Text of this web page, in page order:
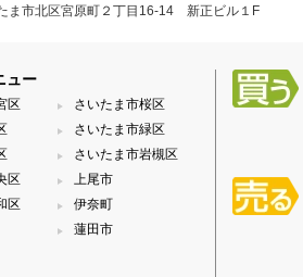
ま市北区宮原町２丁目16-14 新正ビル１F
ュー
区
区
区
さいたま市桜区
さいたま市緑区
さいたま市岩槻区
上尾市
伊奈町
蓮田市